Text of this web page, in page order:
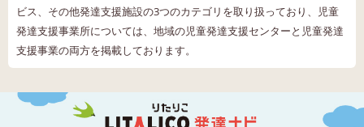
ビス、その他発達支援施設の3つのカテゴリを取り扱っており、児童
発達支援事業所については、地域の児童発達支援センターと児童発達
支援事業の両方を掲載しております。